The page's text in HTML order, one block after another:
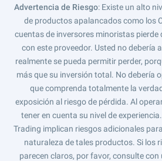
Advertencia de Riesgo: Existe un alto
de productos apalancados como los
cuentas de inversores minoristas pierde
con este proveedor. Usted no debería
realmente se pueda permitir perder,
más que su inversión total. No debería
que comprenda totalmente la
exposición al riesgo de pérdida. Al
tener en cuenta su nivel de
Trading implican riesgos adicionales
naturaleza de tales productos. Si los
parecen claros, por favor, consulte